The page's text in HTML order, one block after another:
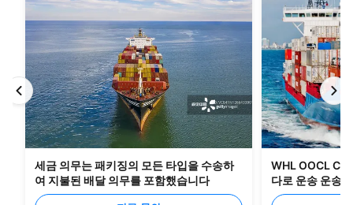
세금 의무는 패키징의 모든 타입을 수송하
여 지불된 배달 의무를 포함했습니다
WHL OOCL
다로 운송 운송